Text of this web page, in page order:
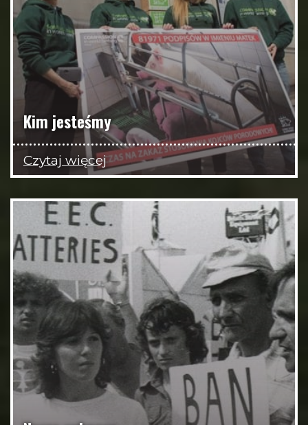
Kim jesteśmy
Czytaj więcej